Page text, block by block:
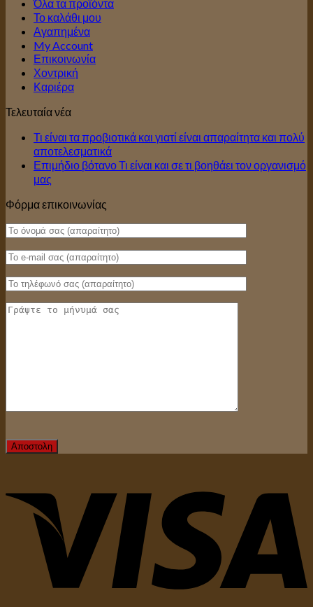
Όλα τα προϊόντα
Το καλάθι μου
Αγαπημένα
My Account
Επικοινωνία
Χοντρική
Καριέρα
Τελευταία νέα
Τι είναι τα προβιοτικά και γιατί είναι απαραίτητα και πολύ
αποτελεσματικά
Επιμήδιο βότανο Τι είναι και σε τι βοηθάει τον οργανισμό
μας
Φόρμα επικοινωνίας